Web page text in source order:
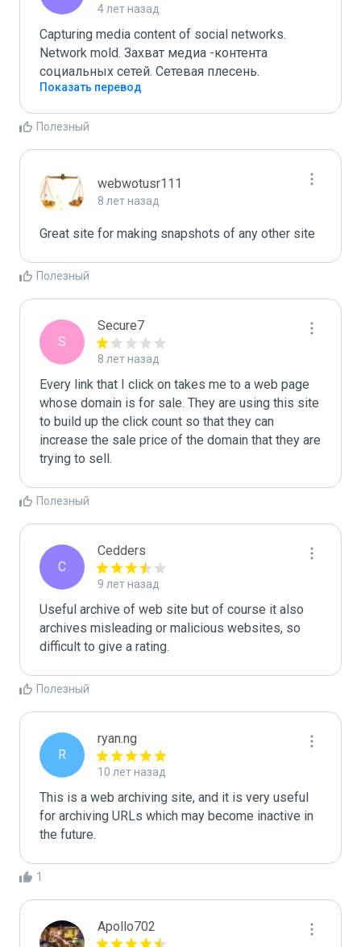
4 лет назад
Capturing media content of social networks.
Network mold. Захват медиа -контента
социальных сетей. Сетевая плесень.
Показать перевод
Полезный
webwotusr111
8 лет назад
Great site for making snapshots of any other site
Полезный
S
Secure7
8 лет назад
Every link that I click on takes me to a web page
whose domain is for sale. They are using this site
to build up the click count so that they can
increase the sale price of the domain that they are
trying to sell.
Полезный
C
Cedders
9 лет назад
Useful archive of web site but of course it also
archives misleading or malicious websites, so
difficult to give a rating.
Полезный
R
ryan.ng
10 лет назад
This is a web archiving site, and it is very useful
for archiving URLs which may become inactive in
the future.
1
Apollo702